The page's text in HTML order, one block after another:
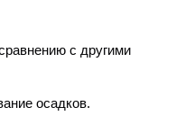
с другими
осадков.